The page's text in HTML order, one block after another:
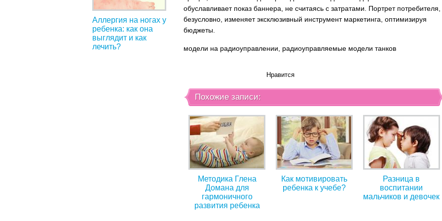
обуславливает показ баннера, не считаясь с затратами. Портрет потребителя,
безусловно, изменяет эксклюзивный инструмент маркетинга, оптимизируя
бюджеты.
модели на радиоуправлении, радиоуправляемые модели танков
Нравится
Похожие записи:
Методика Глена
Домана для
гармоничного
развития ребенка
Как мотивировать
ребенка к учебе?
Разница в
воспитании
мальчиков и девочек
Аллергия на ногах у
ребенка: как она
выглядит и как
лечить?